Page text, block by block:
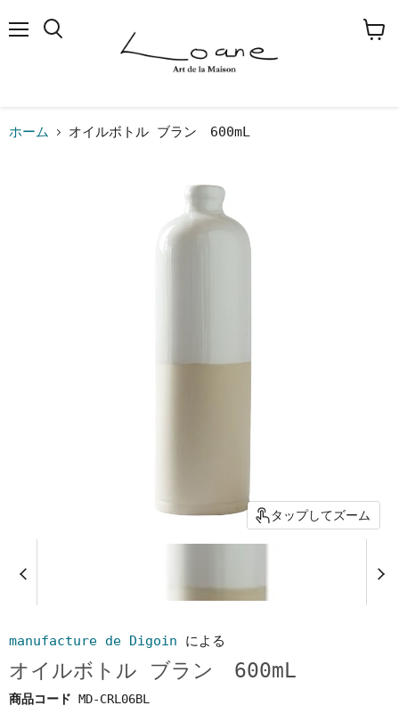
ホーム オイルボトル ブラン 600mL
タップしてズーム
manufacture de Digoin による
オイルボトル ブラン 600mL
商品コード MD-CRL06BL